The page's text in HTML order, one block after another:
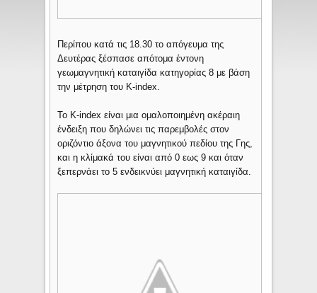
Περίπου κατά τις 18.30 το απόγευμα της
Δευτέρας ξέσπασε απότομα έντονη
γεωμαγνητική καταιγίδα κατηγορίας 8 με βάση
την μέτρηση του K-index.
Το K-index είναι μια ομαλοποιημένη ακέραιη
ένδειξη που δηλώνει τις παρεμβολές στον
οριζόντιο άξονα του μαγνητικού πεδίου της Γης,
και η κλίμακά του είναι από 0 εως 9 και όταν
ξεπερνάει το 5 ενδεικνύει μαγνητική καταιγίδα.